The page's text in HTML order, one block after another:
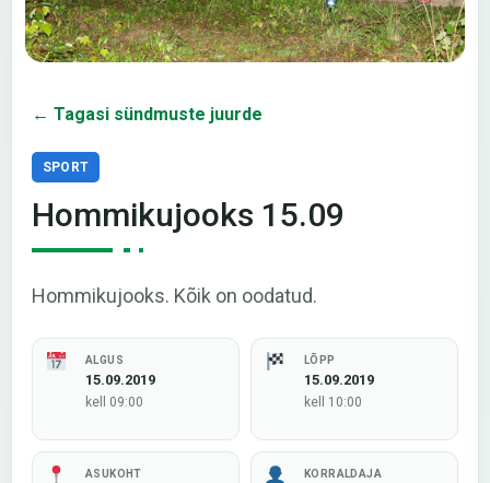
← Tagasi sündmuste juurde
SPORT
Hommikujooks 15.09
Hommikujooks. Kõik on oodatud.
ALGUS
15.09.2019
kell 09:00
LÕPP
15.09.2019
kell 10:00
ASUKOHT KORRALDAJA